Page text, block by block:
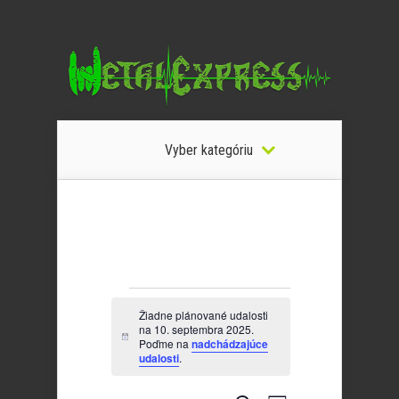
Vyber kategóriu
Udalosti
for
10.
Notice
Žiadne plánované udalosti
na 10. septembra 2025.
Poďme na nadchádzajúce
udalosti.